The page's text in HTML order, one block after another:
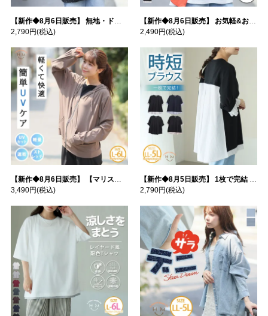
【新作◆8月6日販売】 無地・ドット柄から選べる 忍ばせ 活躍 シアー カーデ | 大きいサイズの通販ならハッピーマリリン
2,790円(税込)
【新作◆8月6日販売】 お気軽&お手軽 選べるデザイン 接触冷感 レイヤード風 コットン トップス | 大きいサイズの通販ならハッピーマリリン
2,490円(税込)
【新作◆8月6日販売】 【マリスポーツ】 運動初心者さんのための フード付き パーカー | 大きいサイズの通販ならハッピーマリリン
3,490円(税込)
【新作◆8月5日販売】 1枚で完結 袖口＆バック フハク使い トップス | 大きいサイズの通販ならハッピーマリリン
2,790円(税込)